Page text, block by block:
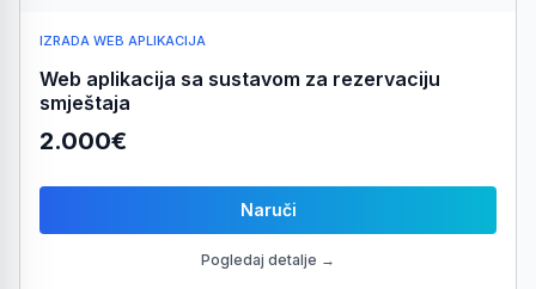
IZRADA WEB APLIKACIJA
Web aplikacija sa sustavom za rezervaciju
smještaja
2.000€
Naruči
Pogledaj detalje →